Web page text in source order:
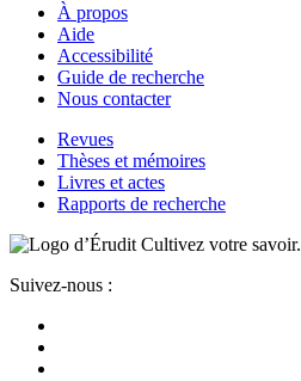
À propos
Aide
Accessibilité
Guide de recherche
Nous contacter
Revues
Thèses et mémoires
Livres et actes
Rapports de recherche
Cultivez votre savoir.
Suivez-nous :